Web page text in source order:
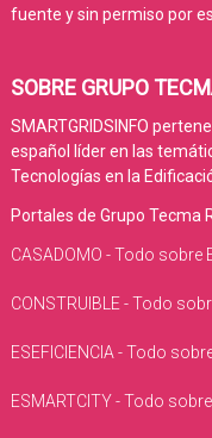
fuente y sin permiso por
SOBRE GRUPO
SMARTGRIDSINFO
español líder en las
Tecnologías en la
Portales de Grupo Tecma
CASADOMO - Todo sobre
CONSTRUIBLE - Todo
ESEFICIENCIA - Todo
ESMARTCITY - Todo